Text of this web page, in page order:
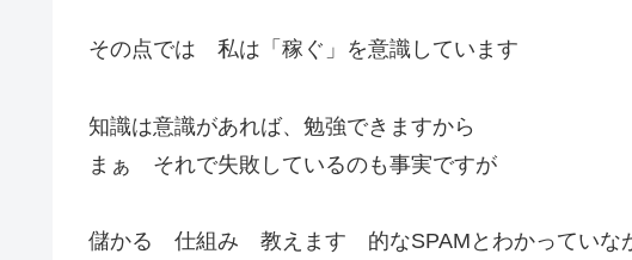
その点では 私は「稼ぐ」を意識しています
知識は意識があれば、勉強できますから
まぁ それで失敗しているのも事実ですが
儲かる 仕組み 教えます 的なSPAMとわかっていな